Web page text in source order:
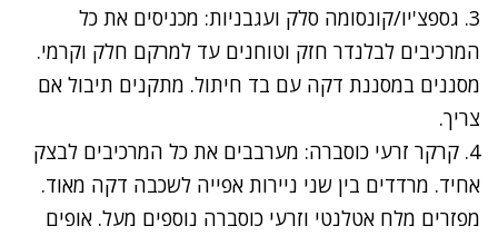
3. גספצ'יו/קונסומה סלק ועגבניות: מכניסים את כל
המרכיבים לבלנדר חזק וטוחנים עד למרקם חלק וקרמי.
מסננים במסננת דקה עם בד חיתול. מתקנים תיבול אם
צריך.
4. קרקר זרעי כוסברה: מערבבים את כל המרכיבים לבצק
אחיד. מרדדים בין שני ניירות אפייה לשכבה דקה מאוד.
מפזרים מלח אטלנטי וזרעי כוסברה נוספים מעל. אופים